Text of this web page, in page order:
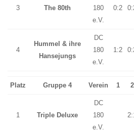
3 The 80th
180
e.V.
0:2
4
Hummel & ihre
Hansejungs
DC
180
e.V.
1:2
Platz Gruppe 4 Verein 1 2
1 Triple Deluxe
DC
180
e.V.